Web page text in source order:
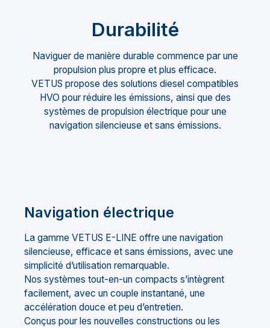
Durabilité
Naviguer de manière durable commence par une
propulsion plus propre et plus efficace.
VETUS propose des solutions diesel compatibles
HVO pour réduire les émissions, ainsi que des
systèmes de propulsion électrique pour une
navigation silencieuse et sans émissions.
Navigation électrique
La gamme VETUS E-LINE offre une navigation
silencieuse, efficace et sans émissions, avec une
simplicité d’utilisation remarquable.
Nos systèmes tout-en-un compacts s’intègrent
facilement, avec un couple instantané, une
accélération douce et peu d’entretien.
Conçus pour les nouvelles constructions ou les